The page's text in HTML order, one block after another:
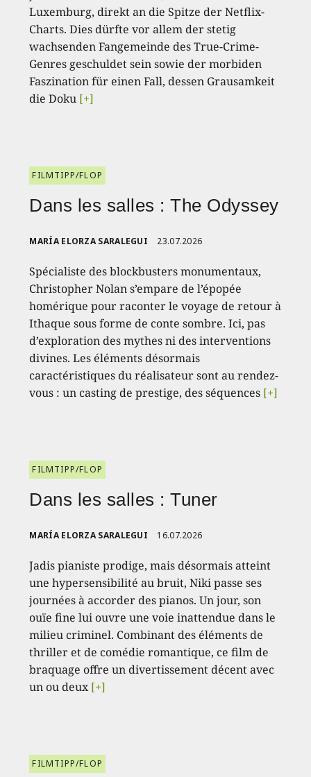
Luxemburg, direkt an die Spitze der Netflix-
Charts. Dies dürfte vor allem der stetig
wachsenden Fangemeinde des True-Crime-
Genres geschuldet sein sowie der morbiden
Faszination für einen Fall, dessen Grausamkeit
die Doku [+]
FILMTIPP/FLOP
Dans les salles : The Odyssey
MARÍA ELORZA SARALEGUI 23.07.2026
Spécialiste des blockbusters monumentaux,
Christopher Nolan s’empare de l’épopée
homérique pour raconter le voyage de retour à
Ithaque sous forme de conte sombre. Ici, pas
d’exploration des mythes ni des interventions
divines. Les éléments désormais
caractéristiques du réalisateur sont au rendez-
vous : un casting de prestige, des séquences [+]
FILMTIPP/FLOP
Dans les salles : Tuner
MARÍA ELORZA SARALEGUI 16.07.2026
Jadis pianiste prodige, mais désormais atteint
une hypersensibilité au bruit, Niki passe ses
journées à accorder des pianos. Un jour, son
ouïe fine lui ouvre une voie inattendue dans le
milieu criminel. Combinant des éléments de
thriller et de comédie romantique, ce film de
braquage offre un divertissement décent avec
un ou deux[+]
FILMTIPP/FLOP